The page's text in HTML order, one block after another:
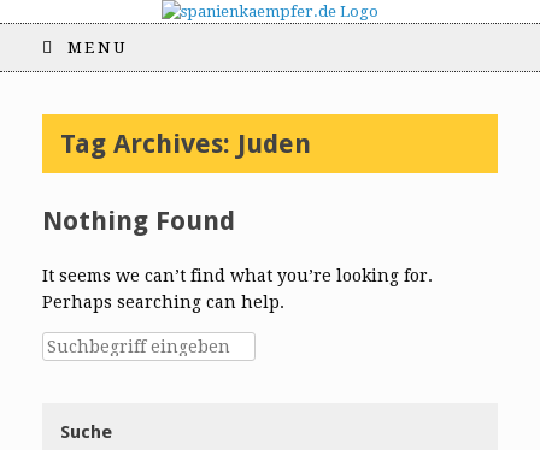
MENU
Tag Archives: Juden
Nothing Found
It seems we can’t find what you’re looking for.
Perhaps searching can help.
Suche